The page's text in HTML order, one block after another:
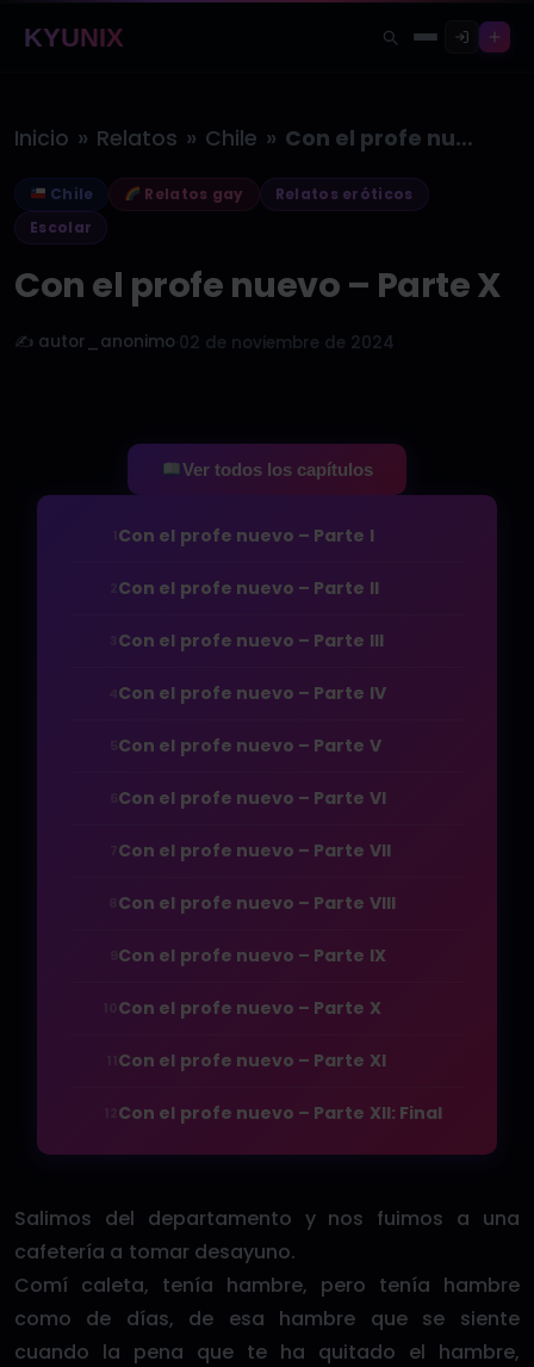
KYUNIX
Inicio » Relatos » Chile » Con el profe nuevo – Parte…
Chile Relatos gay
Relatos eróticos
Escolar
Con el profe nuevo – Parte X
✍️ autor_anonimo 02 de noviembre de 2024
Ver todos los capítulos
Con el profe nuevo – Parte I
Con el profe nuevo – Parte II
Con el profe nuevo – Parte III
Con el profe nuevo – Parte IV
Con el profe nuevo – Parte V
Con el profe nuevo – Parte VI
Con el profe nuevo – Parte VII
Con el profe nuevo – Parte VIII
Con el profe nuevo – Parte IX
Con el profe nuevo – Parte X
Con el profe nuevo – Parte XI
Con el profe nuevo – Parte XII: Final
Salimos del departamento y nos fuimos a una
cafetería a tomar desayuno.
Comí caleta, tenía hambre, pero tenía hambre
como de días, de esa hambre que se siente
cuando la pena que te ha quitado el hambre,